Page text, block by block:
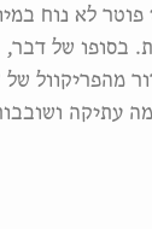
לא נוח
בסופו של דבר,
מהפריקוול של
עתיקה